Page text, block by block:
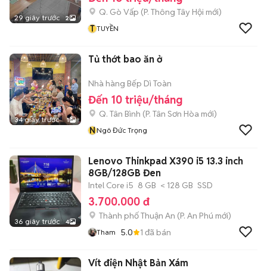
29 giây trước 2
Q. Gò Vấp (P. Thông Tây Hội mới)
T TUYỀN
34 giây trước 1
Tủ thớt bao ăn ở
Nhà hàng Bếp Dì Toàn
Đến 10 triệu/tháng
Q. Tân Bình (P. Tân Sơn Hòa mới)
NNgô Đức Trọng
36 giây trước 4
Lenovo Thinkpad X390 i5 13.3 inch
8GB/128GB Đen
Intel Core i5 8 GB < 128 GB SSD
3.700.000 đ
Thành phố Thuận An (P. An Phú mới)
Tham 5.0 1 đã bán
Vít điện Nhật Bản Xám